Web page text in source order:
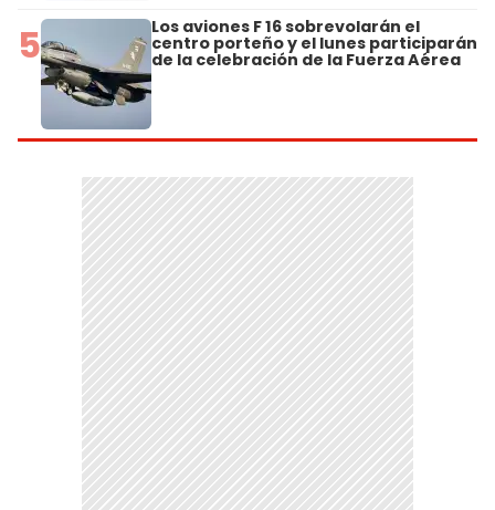
5 Los aviones F 16 sobrevolarán el
centro porteño y el lunes participarán
de la celebración de la Fuerza Aérea